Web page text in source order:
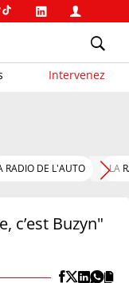
Intervenez
RADIO DE L'AUTO LA
c’est Buzyn"